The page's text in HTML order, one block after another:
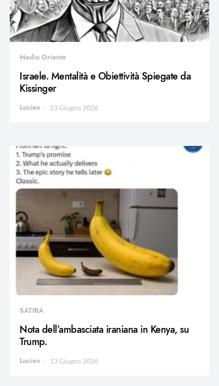
Medio Oriente
Israele. Mentalità e Obiettività Spiegate da
Kissinger
Lucien 23 Giugno 2026
SATIRA
Nota dell’ambasciata iraniana in Kenya, su
Trump.
Lucien 13 Giugno 2026